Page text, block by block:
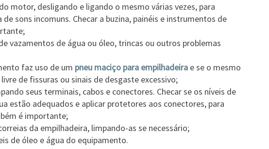
motor, desligando e ligando o mesmo várias vezes, para
sons incomuns. Checar a buzina, painéis e instrumentos de
vazamentos de água ou óleo, trincas ou outros problemas
faz uso de um pneu maciço para empilhadeira e se o mesmo
de fissuras ou sinais de desgaste excessivo;
seus terminais, cabos e conectores. Checar se os níveis de
estão adequados e aplicar protetores aos conectores, para
é importante;
da empilhadeira, limpando-as se necessário;
de óleo e água do equipamento.